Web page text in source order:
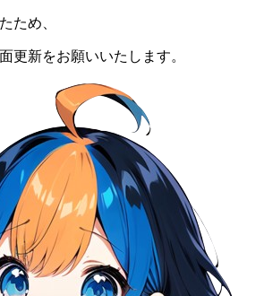
ため、
更新をお願いいたします。